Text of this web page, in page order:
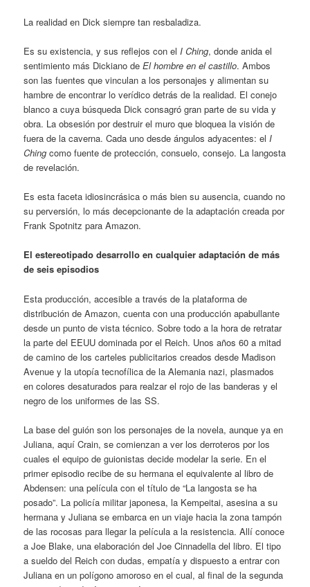
La realidad en Dick siempre tan resbaladiza.
Es su existencia, y sus reflejos con elI Ching, donde anida el
sentimiento más Dickiano deEl hombre en el castillo. Ambos
son las fuentes que vinculan a los personajes y alimentan su
hambre de encontrar lo verídico detrás de la realidad. El conejo
blanco a cuya búsqueda Dick consagró gran parte de su vida y
obra. La obsesión por destruir el muro que bloquea la visión de
fuera de la caverna. Cada uno desde ángulos adyacentes: elI
Ching como fuente de protección, consuelo, consejo. La langosta
de revelación.
Es esta faceta idiosincrásica o más bien su ausencia, cuando no
su perversión, lo más decepcionante de la adaptación creada por
Frank Spotnitz para Amazon.
El estereotipado desarrollo en cualquier adaptación de más
de seis episodios
Esta producción, accesible a través de la plataforma de
distribución de Amazon, cuenta con una producción apabullante
desde un punto de vista técnico. Sobre todo a la hora de retratar
la parte del EEUU dominada por el Reich. Unos años 60 a mitad
de camino de los carteles publicitarios creados desde Madison
Avenue y la utopía tecnofílica de la Alemania nazi, plasmados
en colores desaturados para realzar el rojo de las banderas y el
negro de los uniformes de las SS.
La base del guión son los personajes de la novela, aunque ya en
Juliana, aquí Crain, se comienzan a ver los derroteros por los
cuales el equipo de guionistas decide modelar la serie. En el
primer episodio recibe de su hermana el equivalente al libro de
Abdensen: una película con el título de “La langosta se ha
posado”. La policía militar japonesa, la Kempeitai, asesina a su
hermana y Juliana se embarca en un viaje hacia la zona tampón
de las rocosas para llegar la película a la resistencia. Allí conoce
a Joe Blake, una elaboración del Joe Cinnadella del libro. El tipo
a sueldo del Reich con dudas, empatía y dispuesto a entrar con
Juliana en un polígono amoroso en el cual, al final de la segunda